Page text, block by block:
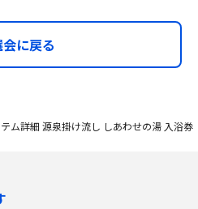
に戻る
ム詳細 源泉掛け流し しあわせの湯 入浴券